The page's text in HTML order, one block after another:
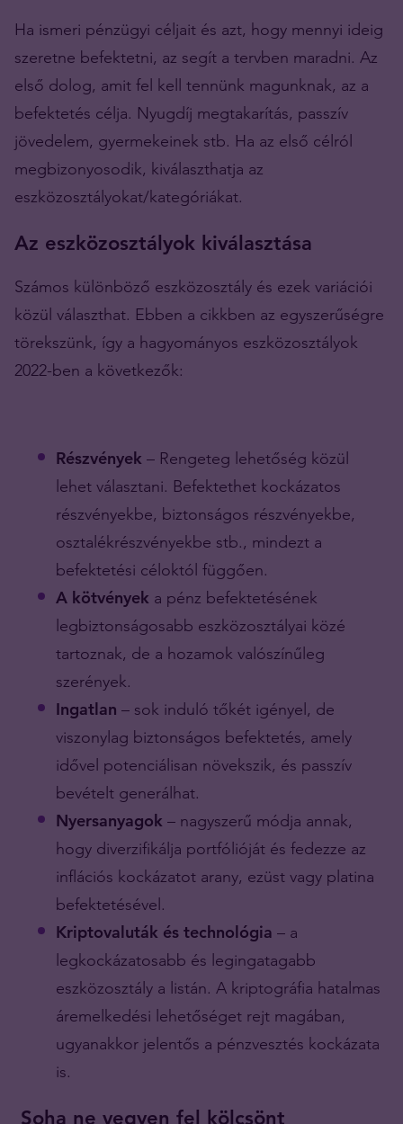
Ha ismeri pénzügyi céljait és azt, hogy mennyi ideig
szeretne befektetni, az segít a tervben maradni. Az
első dolog, amit fel kell tennünk magunknak, az a
befektetés célja. Nyugdíj megtakarítás, passzív
jövedelem, gyermekeinek stb. Ha az első célról
megbizonyosodik, kiválaszthatja az
eszközosztályokat/kategóriákat.
Az eszközosztályok kiválasztása
Számos különböző eszközosztály és ezek variációi
közül választhat. Ebben a cikkben az egyszerűségre
törekszünk, így a hagyományos eszközosztályok
2022-ben a következők:
Részvények – Rengeteg lehetőség közül
lehet választani. Befektethet kockázatos
részvényekbe, biztonságos részvényekbe,
osztalékrészvényekbe stb., mindezt a
befektetési céloktól függően.
A kötvények a pénz befektetésének
legbiztonságosabb eszközosztályai közé
tartoznak, de a hozamok valószínűleg
szerények.
Ingatlan – sok induló tőkét igényel, de
viszonylag biztonságos befektetés, amely
idővel potenciálisan növekszik, és passzív
bevételt generálhat.
Nyersanyagok – nagyszerű módja annak,
hogy diverzifikálja portfólióját és fedezze az
inflációs kockázatot arany, ezüst vagy platina
befektetésével.
Kriptovaluták és technológia – a
legkockázatosabb és legingatagabb
eszközosztály a listán. A kriptográfia hatalmas
áremelkedési lehetőséget rejt magában,
ugyanakkor jelentős a pénzvesztés kockázata
is.
Soha ne vegyen fel kölcsönt